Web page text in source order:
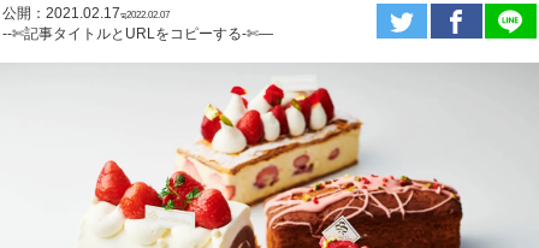
公開：2021.02.17ಇ2022.02.07
--✄記事タイトルとURLをコピーする-✄—